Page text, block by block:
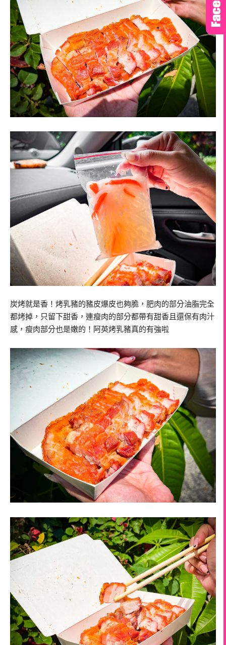
炭烤就是香！烤乳豬的豬皮爆皮也夠脆，肥肉的部分油脂完全
都烤掉，只留下甜香，連瘦肉的部分都帶有甜香且還保有肉汁
感，瘦肉部分也是嫩的！阿英烤乳豬真的有強啦